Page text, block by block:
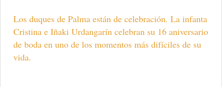
Los duques de Palma están de celebración. La infanta
Cristina e Iñaki Urdangarín celebran su 16 aniversario
de boda en uno de los momentos más difíciles de su
vida.